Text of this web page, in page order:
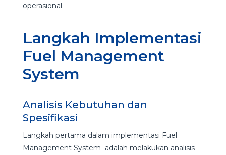
operasional.
Langkah Implementasi
Fuel Management
System
Analisis Kebutuhan dan
Spesifikasi
Langkah pertama dalam implementasi Fuel
Management System adalah melakukan analisis